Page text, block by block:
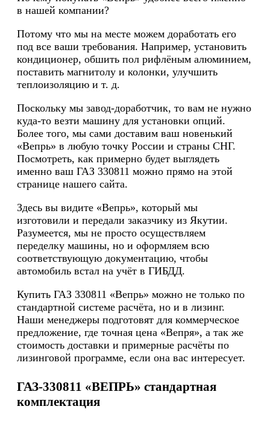
в нашей компании?
Потому что мы на месте можем доработать его
под все ваши требования. Например, установить
кондиционер, обшить пол рифлёным алюминием,
поставить магнитолу и колонки, улучшить
теплоизоляцию и т. д.
Поскольку мы завод-доработчик, то вам не нужно
куда-то везти машину для установки опций.
Более того, мы сами доставим ваш новенький
«Вепрь» в любую точку России и страны СНГ.
Посмотреть, как примерно будет выглядеть
именно ваш ГАЗ 330811 можно прямо на этой
странице нашего сайта.
Здесь вы видите «Вепрь», который мы
изготовили и передали заказчику из Якутии.
Разумеется, мы не просто осуществляем
переделку машины, но и оформляем всю
соответствующую документацию, чтобы
автомобиль встал на учёт в ГИБДД.
Купить ГАЗ 330811 «Вепрь» можно не только по
стандартной системе расчёта, но и в лизинг.
Наши менеджеры подготовят для коммерческое
предложение, где точная цена «Вепря», а так же
стоимость доставки и примерные расчёты по
лизинговой программе, если она вас интересует.
ГАЗ-330811 «ВЕПРЬ» стандартная
комплектация